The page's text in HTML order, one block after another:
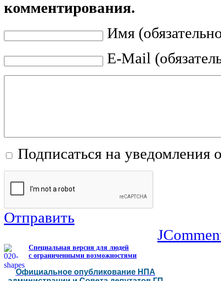
комментирования.
Имя
E-Mail
Подписаться на уведомления
Отправить
Специальная версия для людей
с ограниченными возможностями
Официальное опубликование НПА